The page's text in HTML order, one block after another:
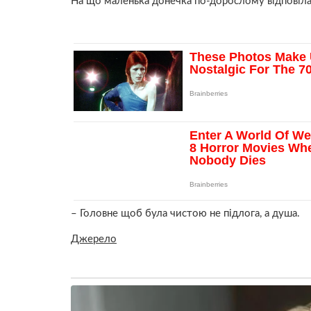
– Головне щоб була чистою не підлога, а душа.
Джерело